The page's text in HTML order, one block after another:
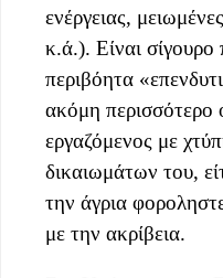
ενέργειας,
κ.ά.). Είναι σίγουρο
περιβόητα
ακόμη περισσότερο
εργαζόμενος με
δικαιωμάτων του,
την άγρια
με την ακρίβεια.